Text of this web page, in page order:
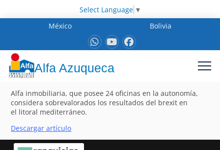
Select Language ▼
México
Bolivia
Alfa Azuqueca
Alfa inmobiliaria, que posee 24 oficinas en la autonomía,
considera sobrevalorados los resultados del brexit en
el litoral mediterráneo.
Descargar artículo